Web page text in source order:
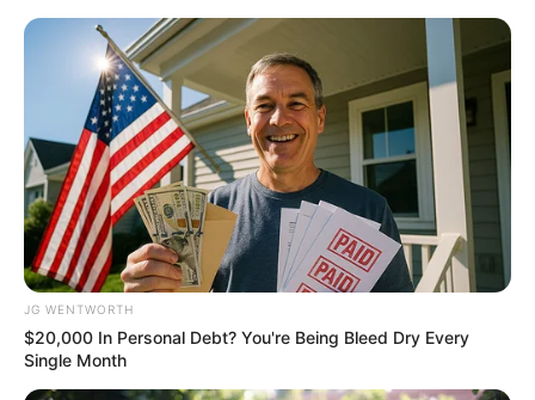
Enter A World Of Weirdness: 8 Horror Movies Where
Nobody Dies
BRAINBERRIES
JG WENTWORTH
$20,000 In Personal Debt? You're Being Bleed Dry Every
Single Month